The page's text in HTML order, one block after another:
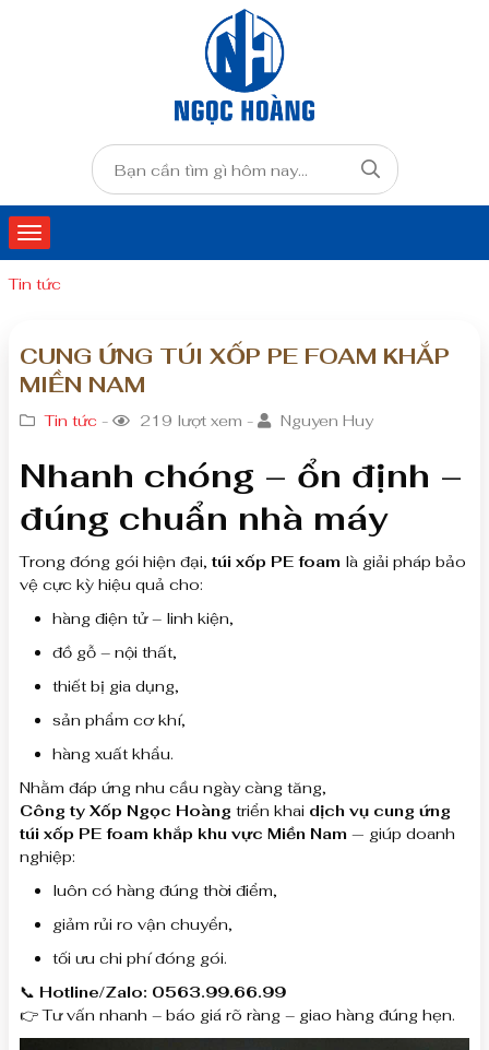
Tin tức
CUNG ỨNG TÚI XỐP PE FOAM KHẮP
MIỀN NAM
Tin tức - 219 lượt xem - Nguyen Huy
Nhanh chóng – ổn định –
đúng chuẩn nhà máy
Trong đóng gói hiện đại, túi xốp PE foam là giải pháp bảo
vệ cực kỳ hiệu quả cho:
hàng điện tử – linh kiện,
đồ gỗ – nội thất,
thiết bị gia dụng,
sản phẩm cơ khí,
hàng xuất khẩu.
Nhằm đáp ứng nhu cầu ngày càng tăng,
Công ty Xốp Ngọc Hoàng triển khai dịch vụ cung ứng
túi xốp PE foam khắp khu vực Miền Nam — giúp doanh
nghiệp:
luôn có hàng đúng thời điểm,
giảm rủi ro vận chuyển,
tối ưu chi phí đóng gói.
📞 Hotline/Zalo: 0563.99.66.99
👉 Tư vấn nhanh – báo giá rõ ràng – giao hàng đúng hẹn.